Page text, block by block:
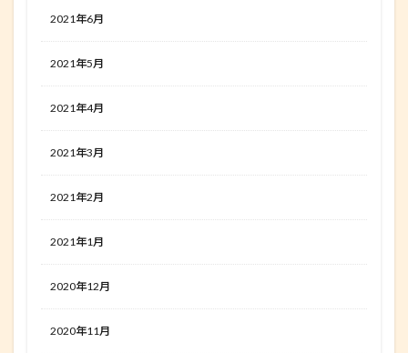
2021年6月
2021年5月
2021年4月
2021年3月
2021年2月
2021年1月
2020年12月
2020年11月